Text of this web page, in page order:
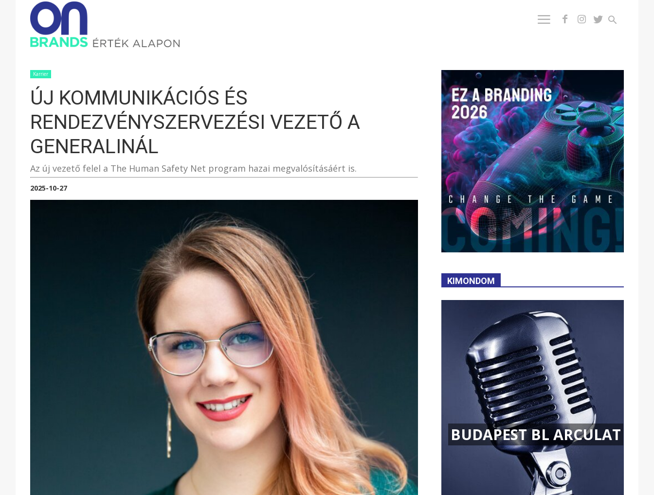
ÉRTÉK
Karrier
ÚJ KOMMUNIKÁCIÓS ÉS
RENDEZVÉNYSZERVEZÉSI VEZETŐ A
GENERALINÁL
Az új vezető felel a The Human Safety Net program hazai megvalósításáért is.
2025-10-27
KIMONDOM
BUDAPEST BL ARCULAT